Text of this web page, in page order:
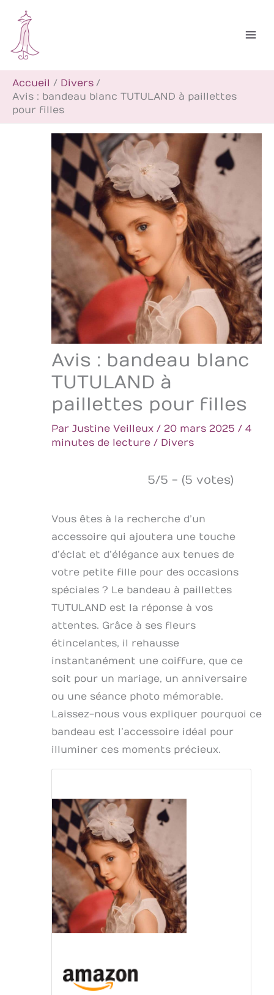
contenu
Accueil
Divers
Avis : bandeau blanc TUTULAND à paillettes
pour filles
Avis : bandeau blanc
TUTULAND à
paillettes pour filles
Par Justine Veilleux / 20 mars 2025 / 4
minutes de lecture / Divers
5/5 - (5 votes)
Vous êtes à la recherche d’un
accessoire qui ajoutera une touche
d’éclat et d’élégance aux tenues de
votre petite fille pour des occasions
spéciales ? Le bandeau à paillettes
TUTULAND est la réponse à vos
attentes. Grâce à ses fleurs
étincelantes, il rehausse
instantanément une coiffure, que ce
soit pour un mariage, un anniversaire
ou une séance photo mémorable.
Laissez-nous vous expliquer pourquoi ce
bandeau est l’accessoire idéal pour
illuminer ces moments précieux.
c
h
e
r
c